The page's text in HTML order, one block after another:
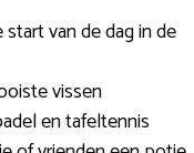
van de dag in de
vissen
en tafeltennis